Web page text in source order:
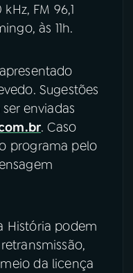
FM 96,1
às 11h.
Sugestões
enviadas
. Caso
programa pelo
História podem
da licença